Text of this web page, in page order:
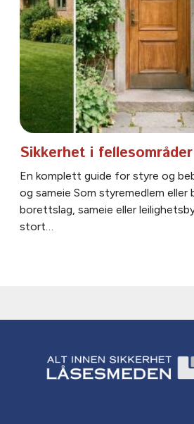
Sikkerhet i fellesområder
En komplett guide for styre og
og sameie Som styremedlem eller
borettslag, sameie eller
stort…